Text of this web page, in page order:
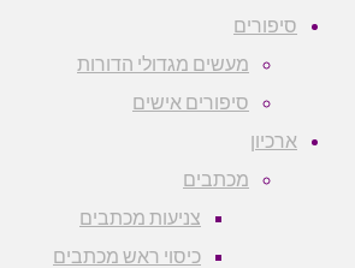
סיפורים
מעשים מגדולי הדורות
סיפורים אישים
ארכיון
מכתבים
צניעות מכתבים
כיסוי ראש מכתבים